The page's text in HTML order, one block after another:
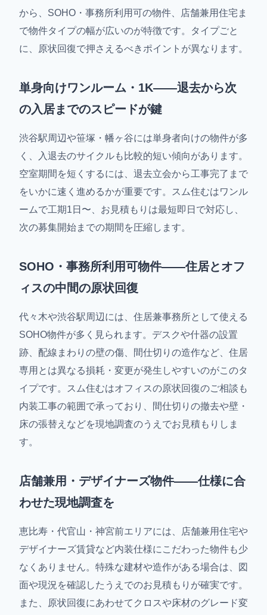
から、SOHO・事務所利用可の物件、店舗兼用住宅ま
で物件タイプの幅が広いのが特徴です。タイプごと
に、原状回復で押さえるべきポイントが異なります。
単身向けワンルーム・1K——退去から次
の入居までのスピードが鍵
渋谷駅周辺や笹塚・幡ヶ谷には単身者向けの物件が多
く、入退去のサイクルも比較的短い傾向があります。
空室期間を短くするには、退去立会から工事完了まで
をいかに速く進めるかが重要です。スム住むはワンル
ームで工期1日〜、お見積もりは最短即日で対応し、
次の募集開始までの期間を圧縮します。
SOHO・事務所利用可物件——住居とオフ
ィスの中間の原状回復
代々木や渋谷駅周辺には、住居兼事務所として使える
SOHO物件が多く見られます。デスクや什器の設置
跡、配線まわりの壁の傷、間仕切りの造作など、住居
専用とは異なる損耗・変更が発生しやすいのがこのタ
イプです。スム住むはオフィスの原状回復のご相談も
内装工事の範囲で承っており、間仕切りの撤去や壁・
床の張替えなどを現地調査のうえでお見積もりしま
す。
店舗兼用・デザイナーズ物件——仕様に合
わせた現地調査を
恵比寿・代官山・神宮前エリアには、店舗兼用住宅や
デザイナーズ賃貸など内装仕様にこだわった物件も少
なくありません。特殊な建材や造作がある場合は、図
面や現況を確認したうえでのお見積もりが確実です。
また、原状回復にあわせてクロスや床材のグレード変